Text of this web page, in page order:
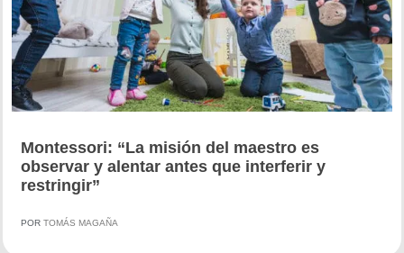
Montessori: “La misión del maestro es
observar y alentar antes que interferir y
restringir”
POR TOMÁS MAGAÑA